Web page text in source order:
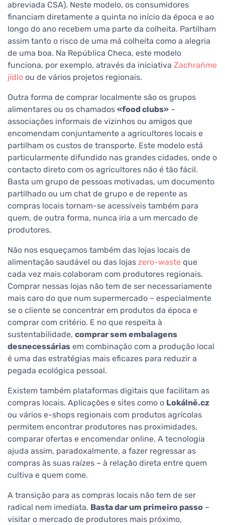
abreviada CSA). Neste modelo, os consumidores
financiam diretamente a quinta no início da época e ao
longo do ano recebem uma parte da colheita. Partilham
assim tanto o risco de uma má colheita como a alegria
de uma boa. Na República Checa, este modelo
funciona, por exemplo, através da iniciativa Zachraňme
jídlo ou de vários projetos regionais.
Outra forma de comprar localmente são os grupos
alimentares ou os chamados «food clubs» –
associações informais de vizinhos ou amigos que
encomendam conjuntamente a agricultores locais e
partilham os custos de transporte. Este modelo está
particularmente difundido nas grandes cidades, onde o
contacto direto com os agricultores não é tão fácil.
Basta um grupo de pessoas motivadas, um documento
partilhado ou um chat de grupo e de repente as
compras locais tornam-se acessíveis também para
quem, de outra forma, nunca iria a um mercado de
produtores.
Não nos esqueçamos também das lojas locais de
alimentação saudável ou das lojas zero-waste que
cada vez mais colaboram com produtores regionais.
Comprar nessas lojas não tem de ser necessariamente
mais caro do que num supermercado – especialmente
se o cliente se concentrar em produtos da época e
comprar com critério. E no que respeita à
sustentabilidade, comprar sem embalagens
desnecessárias em combinação com a produção local
é uma das estratégias mais eficazes para reduzir a
pegada ecológica pessoal.
Existem também plataformas digitais que facilitam as
compras locais. Aplicações e sites como o Lokálně.cz
ou vários e-shops regionais com produtos agrícolas
permitem encontrar produtores nas proximidades,
comparar ofertas e encomendar online. A tecnologia
ajuda assim, paradoxalmente, a fazer regressar as
compras às suas raízes – à relação direta entre quem
cultiva e quem come.
A transição para as compras locais não tem de ser
radical nem imediata. Basta dar um primeiro passo –
visitar o mercado de produtores mais próximo,